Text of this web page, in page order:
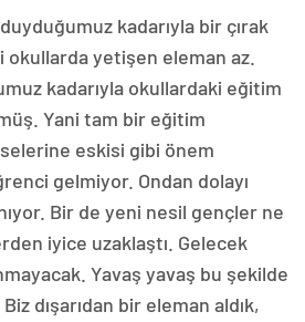
kadarıyla bir çırak
okullarda yetişen eleman az.
kadarıyla okullardaki eğitim
Yani tam bir eğitim
eskisi gibi önem
gelmiyor. Ondan dolayı
Bir de yeni nesil gençler ne
iyice uzaklaştı. Gelecek
Yavaş yavaş bu şekilde
dışarıdan bir eleman aldık,